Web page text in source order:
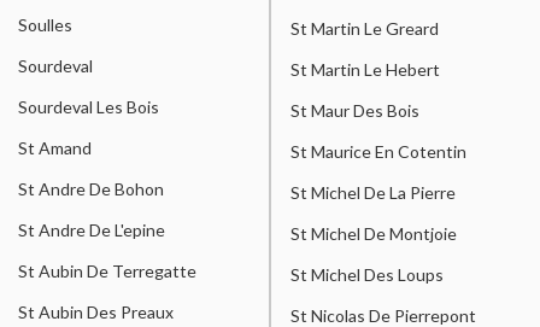
Soulles
Sourdeval
Sourdeval Les Bois
St Amand
St Andre De Bohon
St Andre De L'epine
St Aubin De Terregatte
St Aubin Des Preaux
St Martin Le Greard
St Martin Le Hebert
St Maur Des Bois
St Maurice En Cotentin
St Michel De La Pierre
St Michel De Montjoie
St Michel Des Loups
St Nicolas De Pierrepont